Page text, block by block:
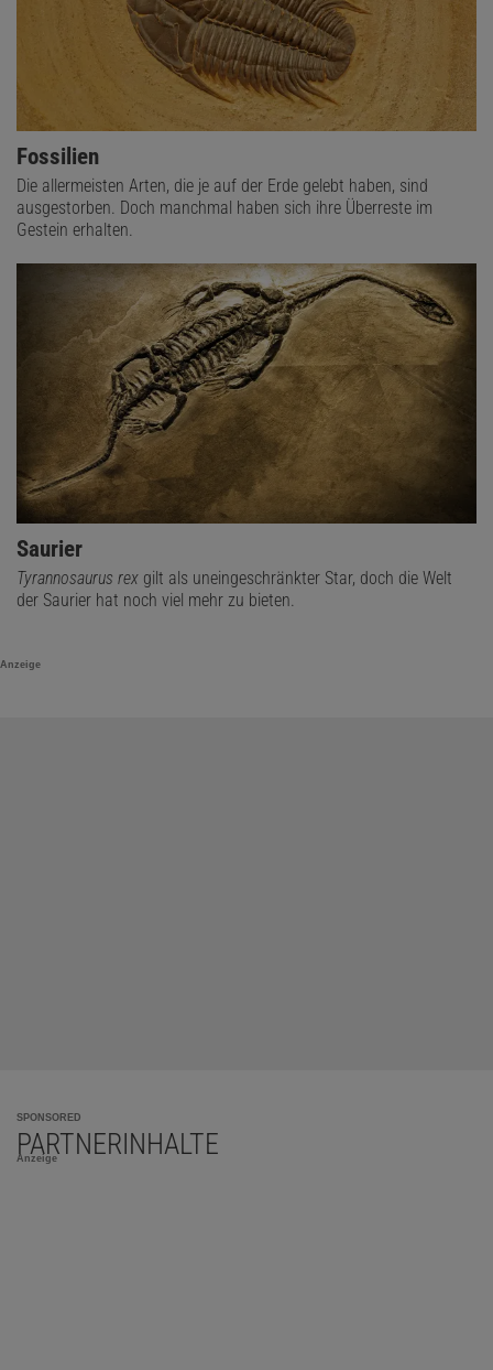
Fossilien
Die allermeisten Arten, die je auf der Erde gelebt haben, sind
ausgestorben. Doch manchmal haben sich ihre Überreste im
Gestein erhalten.
Saurier
Tyrannosaurus rex gilt als uneingeschränkter Star, doch die Welt
der Saurier hat noch viel mehr zu bieten.
Anzeige
SPONSORED
PARTNERINHALTE
Anzeige